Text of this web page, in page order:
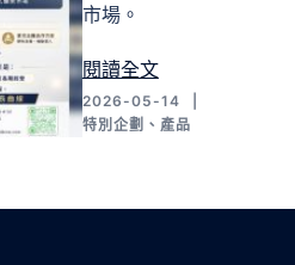
市場。
閱讀全文
2026-05-14
特別企劃 、 產品